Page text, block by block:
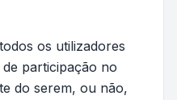
os utilizadores
participação no
do serem, ou não,